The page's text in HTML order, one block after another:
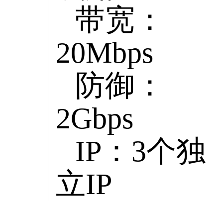
带宽：
20Mbps
防御：
2Gbps
IP：3个独
立IP